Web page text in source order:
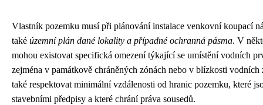
Vlastník pozemku musí při plánování instalace venkovní koupací
také územní plán dané lokality a případné ochranná pásma. V
mohou existovat specifická omezení týkající se umístění vodních
zejména v památkově chráněných zónách nebo v blízkosti
také respektovat minimální vzdálenosti od hranic pozemku, které
stavebními předpisy a které chrání práva sousedů.